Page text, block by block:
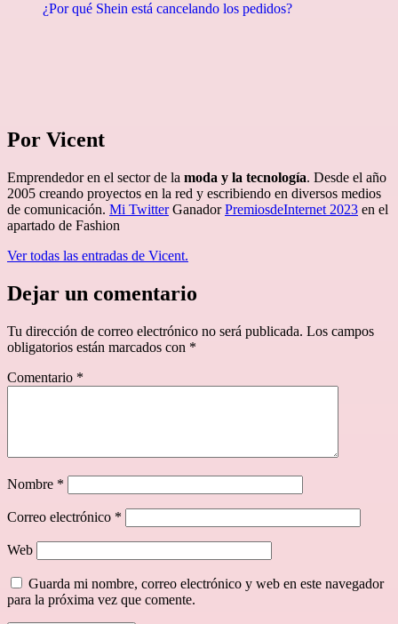
¿Por qué Shein está cancelando los pedidos?
Por Vicent
Emprendedor en el sector de la moda y la tecnología. Desde el año
2005 creando proyectos en la red y escribiendo en diversos medios
de comunicación. Mi TwitterGanadorPremiosdeInternet 2023 en el
apartado de Fashion
Ver todas las entradas de Vicent.
Dejar un comentario
Tu dirección de correo electrónico no será publicada. Los campos
obligatorios están marcados con *
Comentario *
Nombre *
Correo electrónico *
Web
Guarda mi nombre, correo electrónico y web en este navegador
para la próxima vez que comente.